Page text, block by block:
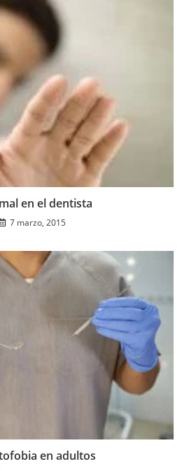
en el dentista
7 marzo, 2015
en adultos